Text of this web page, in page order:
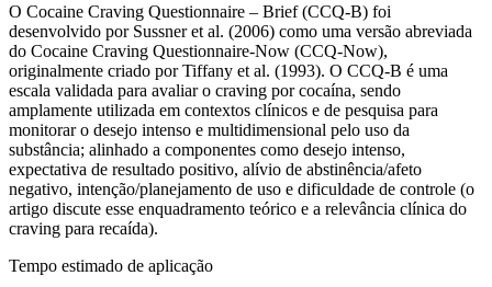
O Cocaine Craving Questionnaire – Brief (CCQ-B) foi
desenvolvido por Sussner et al. (2006) como uma versão abreviada
do Cocaine Craving Questionnaire-Now (CCQ-Now),
originalmente criado por Tiffany et al. (1993). O CCQ-B é uma
escala validada para avaliar o craving por cocaína, sendo
amplamente utilizada em contextos clínicos e de pesquisa para
monitorar o desejo intenso e multidimensional pelo uso da
substância; alinhado a componentes como desejo intenso,
expectativa de resultado positivo, alívio de abstinência/afeto
negativo, intenção/planejamento de uso e dificuldade de controle (o
artigo discute esse enquadramento teórico e a relevância clínica do
craving para recaída).
Tempo estimado de aplicação